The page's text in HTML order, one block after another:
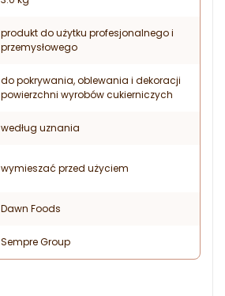
produkt do użytku profesjonalnego i
przemysłowego
do pokrywania, oblewania i dekoracji
powierzchni wyrobów cukierniczych
według uznania
wymieszać przed użyciem
Dawn Foods
Sempre Group